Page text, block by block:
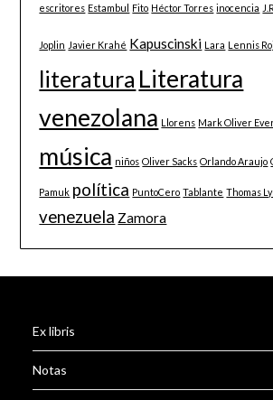
escritores Estambul Fito Héctor Torres inocencia
Joplin Javier Krahé Kapuscinski Lara Lennis
literatura Literatura
venezolana Llorens Mark Oliver
música niños Oliver Sacks Orlando Araujo
Pamuk política PuntoCero Tablante Thomas
venezuela Zamora
Ex libris
Notas